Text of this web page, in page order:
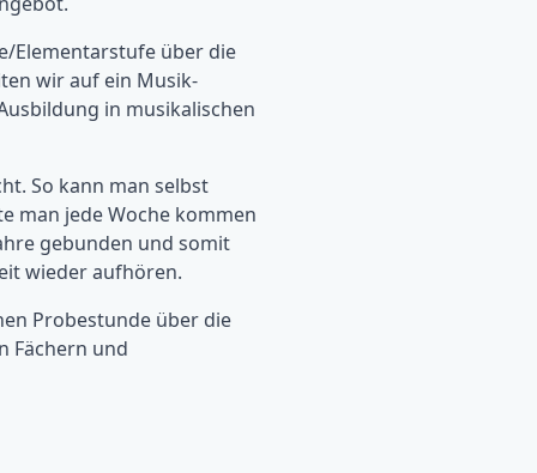
Elementarstufe über die
wir auf ein Musik-
in musikalischen
So kann man selbst
man jede Woche kommen
gebunden und somit
wieder aufhören.
Probestunde über die
Fächern und